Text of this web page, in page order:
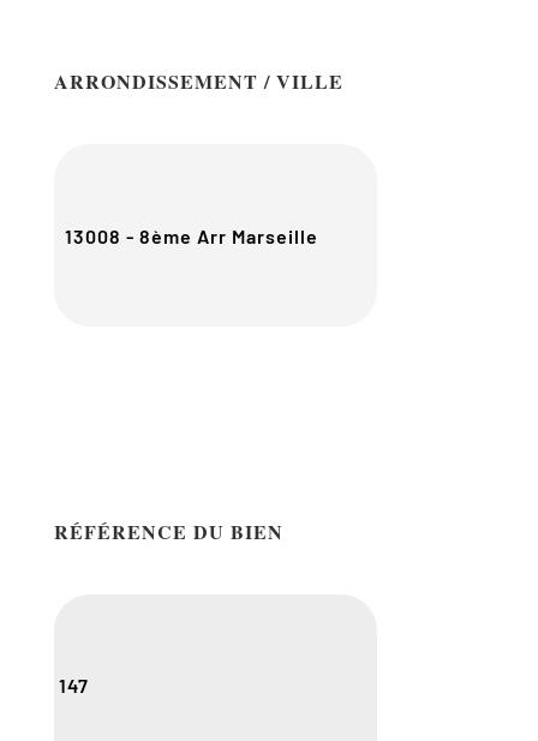
ARRONDISSEMENT / VILLE
13008 - 8ème Arr Marseille
RÉFÉRENCE DU BIEN
147